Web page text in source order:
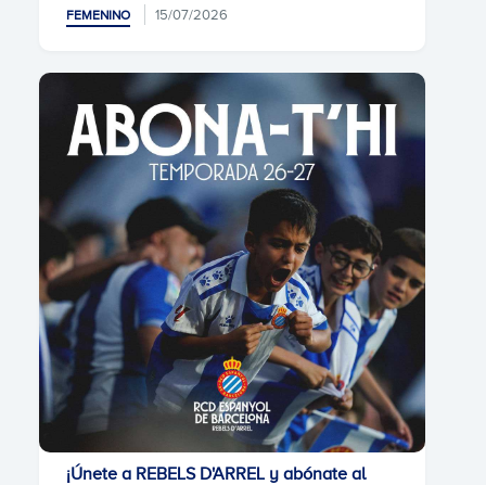
FEMENINO 15/07/2026
¡Únete a REBELS D'ARREL y abónate al